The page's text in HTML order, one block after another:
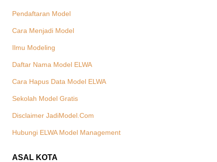
Pendaftaran Model
Cara Menjadi Model
Ilmu Modeling
Daftar Nama Model ELWA
Cara Hapus Data Model ELWA
Sekolah Model Gratis
Disclaimer JadiModel.Com
Hubungi ELWA Model Management
ASAL KOTA